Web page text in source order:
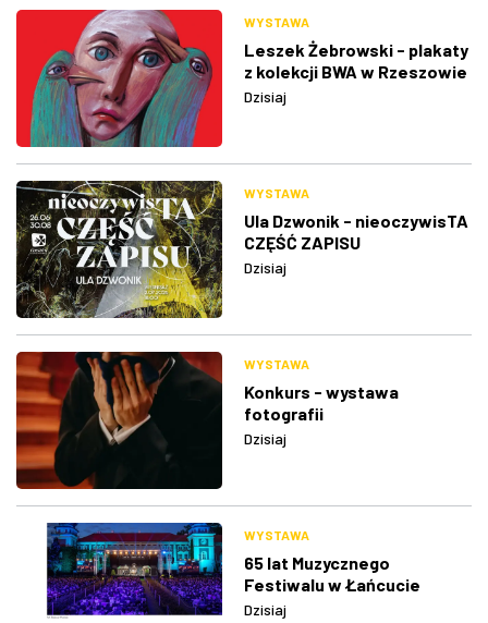
WYSTAWA
Leszek Żebrowski - plakaty
z kolekcji BWA w Rzeszowie
Dzisiaj
WYSTAWA
Ula Dzwonik - nieoczywisTA
CZĘŚĆ ZAPISU
Dzisiaj
WYSTAWA
Konkurs - wystawa
fotografii
Dzisiaj
WYSTAWA
65 lat Muzycznego
Festiwalu w Łańcucie
Dzisiaj